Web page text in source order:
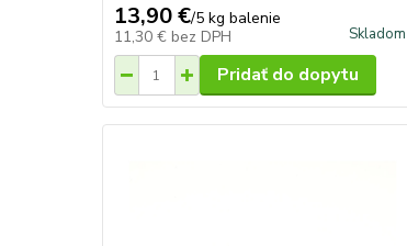
13,90 €/5 kg balenie
11,30 € bez DPH Skladom
Pridať do dopytu